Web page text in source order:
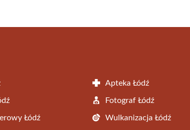
Apteka Łódź
Fotograf Łódź
Łódź Wulkanizacja Łódź